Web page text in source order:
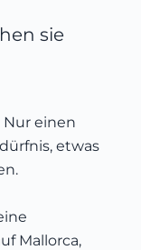
sie
Nur einen
etwas
Mallorca,